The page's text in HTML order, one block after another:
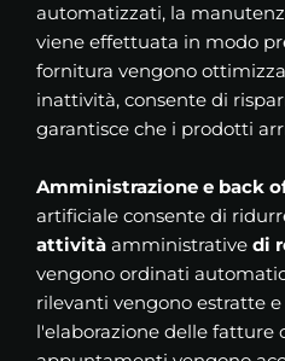
automatizzati, la
viene effettuata in modo
fornitura vengono
inattività, consente di
garantisce che i prodotti
Amministrazione e back
artificiale consente di
attività amministrative di
vengono ordinati
rilevanti vengono estratte
l'elaborazione delle fatture